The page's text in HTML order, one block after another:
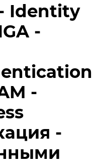
Identity
-
-
-